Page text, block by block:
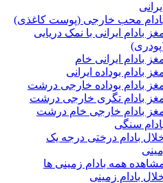
ایرانی
محب خارجی (پوست کاغذی)
بادام ایرانی با نمک دریایی
بادام ایرانی خام
بادام بوداده ایرانی
بادام بوداده خارجی درشت
بادام تگری خارجی درشت
بادام خارجی خام درشت
سنگی
بادام درختی درجه یک
همه بادام زمینی ها
بادام زمینی